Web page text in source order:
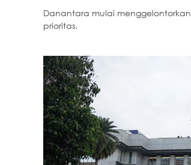
Danantara mulai
prioritas.